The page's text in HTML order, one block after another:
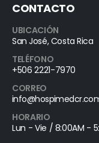
CONTACTO
UBICACIÓN
San José, Costa Rica
TELÉFONO
+506 2221-7970
CORREO
HORARIO
Lun - Vie / 8:00AM -